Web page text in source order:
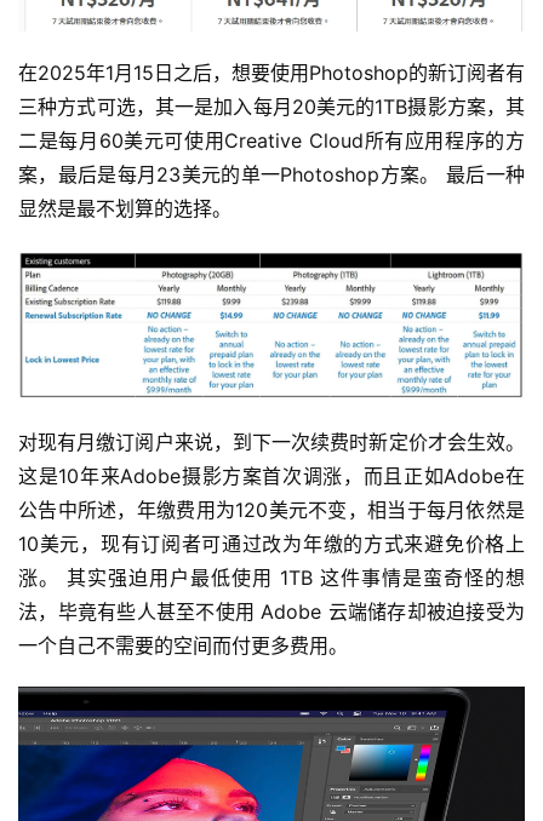
在2025年1月15日之后，想要使用Photoshop的新订阅者有
三种方式可选，其一是加入每月20美元的1TB摄影方案，其
二是每月60美元可使用Creative Cloud所有应用程序的方
案，最后是每月23美元的单一Photoshop方案。 最后一种
显然是最不划算的选择。
对现有月缴订阅户来说，到下一次续费时新定价才会生效。
这是10年来Adobe摄影方案首次调涨，而且正如Adobe在
公告中所述，年缴费用为120美元不变，相当于每月依然是
10美元，现有订阅者可通过改为年缴的方式来避免价格上
涨。 其实强迫用户最低使用 1TB 这件事情是蛮奇怪的想
法，毕竟有些人甚至不使用 Adobe 云端储存却被迫接受为
一个自己不需要的空间而付更多费用。